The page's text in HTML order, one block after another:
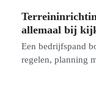
allemaal bij
Een bedrijfspand
regelen, planning